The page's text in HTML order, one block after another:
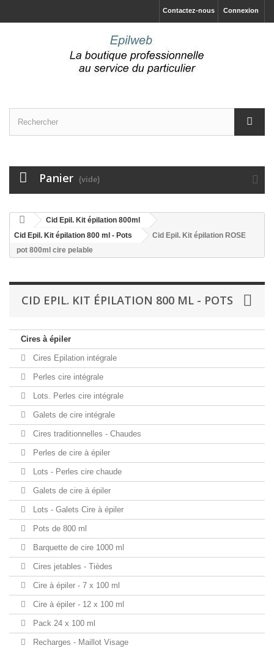
Connexion
Contactez-nous
Panier (vide)
Cid Epil. Kit épilation 800ml
Cid Epil. Kit épilation 800 ml - Pots
Cid Epil. Kit épilation ROSE
pot 800ml cire pelable
CID EPIL. KIT ÉPILATION 800 ML - POTS
Cires à épiler
Cires Epilation intégrale
Perles cire intégrale
Lots. Perles cire intégrale
Galets de cire intégrale
Cires traditionnelles - Chaudes
Perles de cire à épiler
Lots - Perles cire chaude
Galets de cire à épiler
Lots - Galets Cire à épiler
Pots de 800 ml
Barquette de cire 1000 ml
Cires jetables - Tièdes
Cire à épiler - 7 x 100 ml
Cire à épiler - 12 x 100 ml
Pack 24 x 100 ml
Recharges - Maillot Visage